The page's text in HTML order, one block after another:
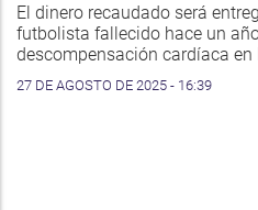
El dinero recaudado será
futbolista fallecido hace un
descompensación cardíaca en
27 DE AGOSTO DE 2025 - 16:39